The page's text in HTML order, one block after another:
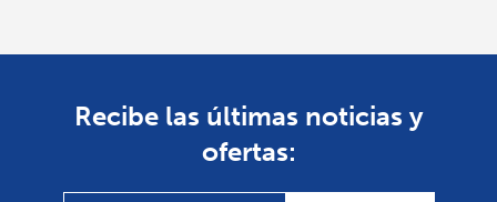
Recibe las últimas noticias y
ofertas: